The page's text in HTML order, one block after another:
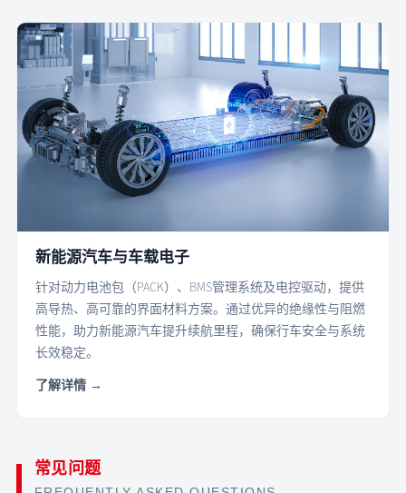
新能源汽车与车载电子
针对动力电池包（PACK）、BMS管理系统及电控驱动，提供
高导热、高可靠的界面材料方案。通过优异的绝缘性与阻燃
性能，助力新能源汽车提升续航里程，确保行车安全与系统
长效稳定。
常见问题